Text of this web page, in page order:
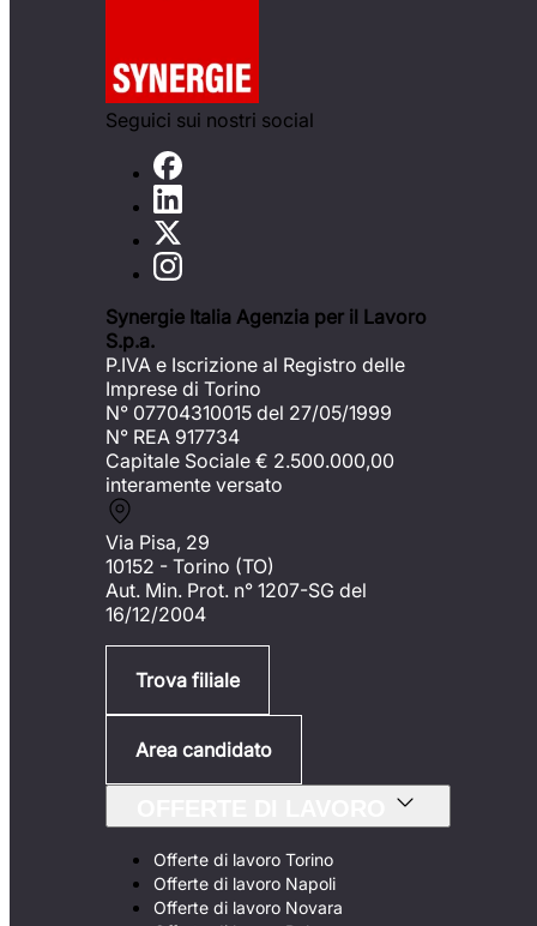
Seguici sui nostri social
Synergie Italia Agenzia per il Lavoro
S.p.a.
P.IVA e Iscrizione al Registro delle
Imprese di Torino
N° 07704310015 del 27/05/1999
N° REA 917734
Capitale Sociale € 2.500.000,00
interamente versato
Via Pisa, 29
10152 - Torino (TO)
Aut. Min. Prot. n° 1207-SG del
16/12/2004
Trova filiale
Area candidato
Offerte di lavoro Torino
Offerte di lavoro Napoli
Offerte di lavoro Novara